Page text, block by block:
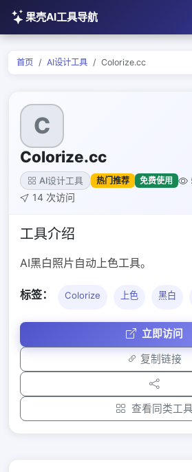
果壳AI工具导航
首页 AI设计工具 Colorize.cc
C
Colorize.cc
AI设计工具 热门推荐 免费使用
14 次访问
工具介绍
AI黑白照片自动上色工具。
标签： Colorize 上色 黑白
立即访问
复制链接
查看同类工具